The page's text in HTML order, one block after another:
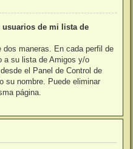
usuarios de mi lista de
dos maneras. En cada perfil de
a su lista de Amigos y/o
el Panel de Control de
su nombre. Puede eliminar
página.